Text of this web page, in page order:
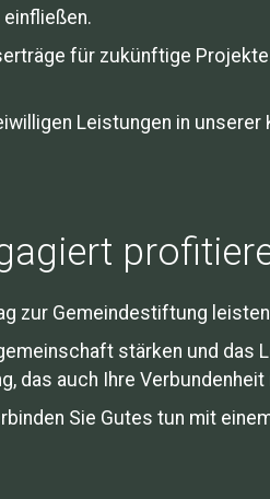
für zukünftige
Leistungen in
zur Gemeindestiftung
stärken und das
das auch Ihre
Sie Gutes tun mit